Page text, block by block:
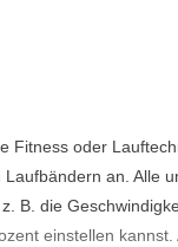
Fitness oder
an. Alle
B. die
einstellen